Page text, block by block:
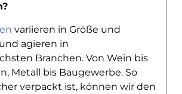
variieren in Größe und
agieren in
Branchen. Von Wein bis
Metall bis Baugewerbe. So
verpackt ist, können wir den